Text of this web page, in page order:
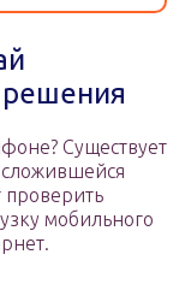
Существует
проверить
мобильного